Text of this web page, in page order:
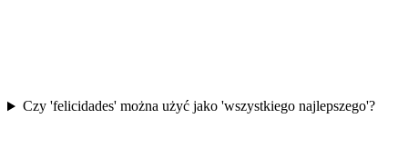
Czy 'felicidades' można użyć jako 'wszystkiego najlepszego'?